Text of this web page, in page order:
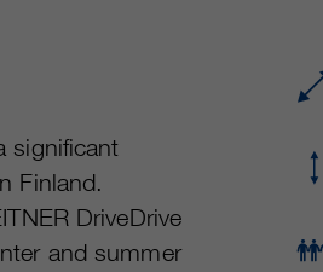
significant
Finland.
DriveDrive
and summer
la configuración de la cookie
- variieren zwischen 2 Jahren und 6
cookies son utilizadas por Google
de uso, incluida información
y no personal. Para más información,